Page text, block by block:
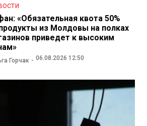
«Обязательная квота 50%
из Молдовы на полках
приведет к высоким
Горчак 06.08.2026 12:50